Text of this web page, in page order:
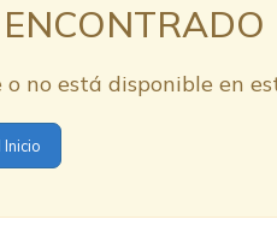
no está disponible en
Inicio